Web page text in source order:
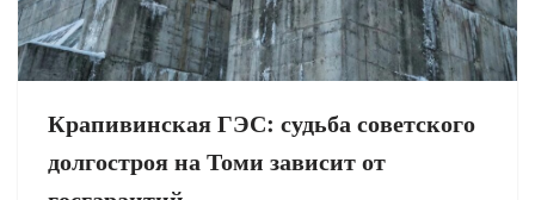
Крапивинская ГЭС: судьба советского
долгостроя на Томи зависит от